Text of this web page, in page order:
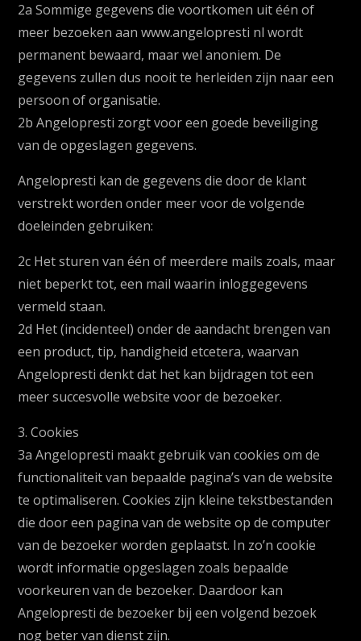
2a Sommige gegevens die voortkomen uit één of
meer bezoeken aan www.angelopresti nl wordt
permanent bewaard, maar wel anoniem. De
gegevens zullen dus nooit te herleiden zijn naar een
persoon of organisatie.
2b Angelopresti zorgt voor een goede beveiliging
van de opgeslagen gegevens.
Angelopresti kan de gegevens die door de klant
verstrekt worden onder meer voor de volgende
doeleinden gebruiken:
2c Het sturen van één of meerdere mails zoals, maar
niet beperkt tot, een mail waarin inloggegevens
vermeld staan.
2d Het (incidenteel) onder de aandacht brengen van
een product, tip, handigheid etcetera, waarvan
Angelopresti denkt dat het kan bijdragen tot een
meer succesvolle website voor de bezoeker.
3. Cookies
3a Angelopresti maakt gebruik van cookies om de
functionaliteit van bepaalde pagina’s van de website
te optimaliseren. Cookies zijn kleine tekstbestanden
die door een pagina van de website op de computer
van de bezoeker worden geplaatst. In zo’n cookie
wordt informatie opgeslagen zoals bepaalde
voorkeuren van de bezoeker. Daardoor kan
Angelopresti de bezoeker bij een volgend bezoek
nog beter van dienst zijn.